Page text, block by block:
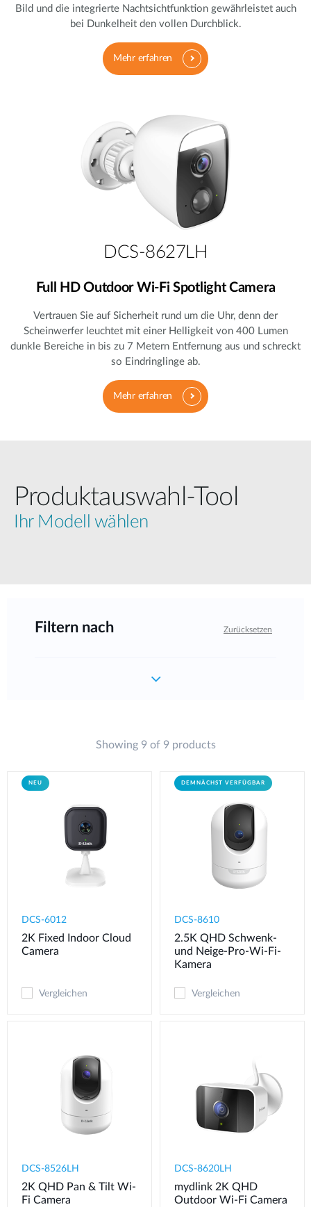
Bild und die integrierte Nachtsichtfunktion gewährleistet auch
bei Dunkelheit den vollen Durchblick.
Mehr erfahren
DCS-8627LH
Full HD Outdoor Wi-Fi Spotlight Camera
Vertrauen Sie auf Sicherheit rund um die Uhr, denn der
Scheinwerfer leuchtet mit einer Helligkeit von 400 Lumen
dunkle Bereiche in bis zu 7 Metern Entfernung aus und schreckt
so Eindringlinge ab.
Mehr erfahren
Produktauswahl‑Tool
Ihr Modell wählen
Filtern nach Zurücksetzen
Showing 9 of 9 products
NEU
DCS-6012
2K Fixed Indoor Cloud
Camera
Vergleichen
DEMNÄCHST VERFÜGBAR
DCS-8610
2.5K QHD Schwenk-
und Neige-Pro-Wi-Fi-
Kamera
Vergleichen
DCS-8526LH
2K QHD Pan & Tilt Wi-
Fi Camera
DCS-8620LH
mydlink 2K QHD
Outdoor Wi-Fi Camera